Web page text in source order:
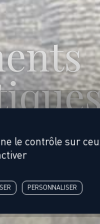
le contrôle sur
PERSONNALISER